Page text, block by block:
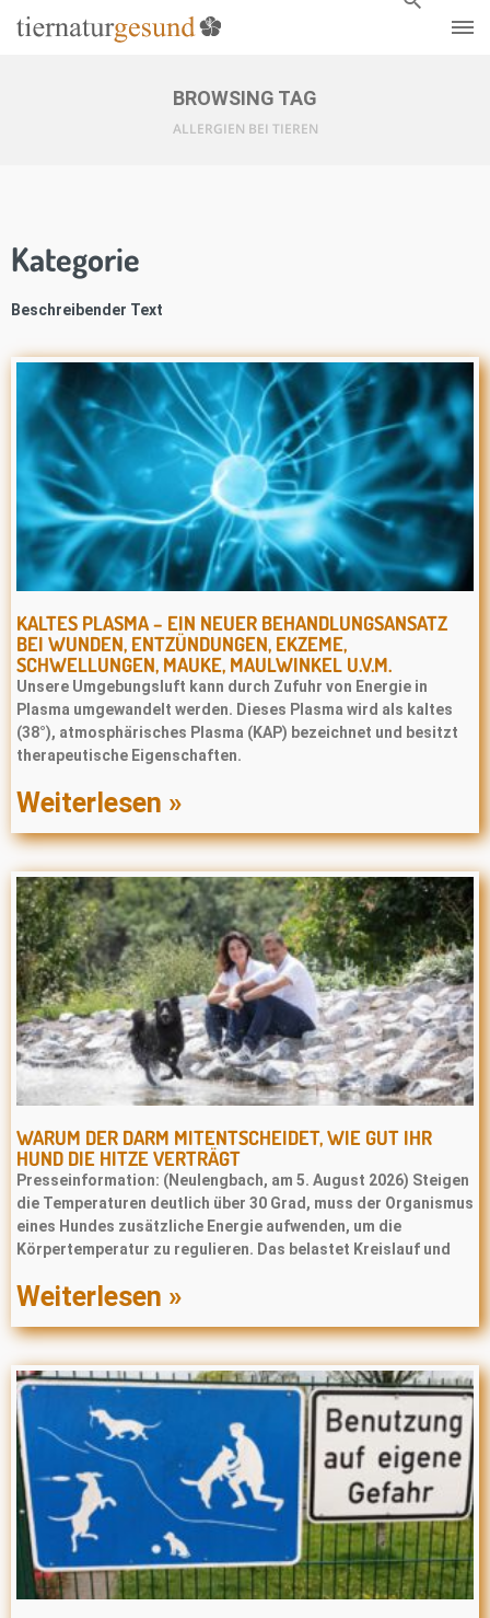
BROWSING TAG
ALLERGIEN BEI TIEREN
Kategorie
Beschreibender Text
KALTES PLASMA – EIN NEUER BEHANDLUNGSANSATZ
BEI WUNDEN, ENTZÜNDUNGEN, EKZEME,
SCHWELLUNGEN, MAUKE, MAULWINKEL U.V.M.
Unsere Umgebungsluft kann durch Zufuhr von Energie in
Plasma umgewandelt werden. Dieses Plasma wird als kaltes
(38°), atmosphärisches Plasma (KAP) bezeichnet und besitzt
therapeutische Eigenschaften.
Weiterlesen »
WARUM DER DARM MITENTSCHEIDET, WIE GUT IHR
HUND DIE HITZE VERTRÄGT
Presseinformation: (Neulengbach, am 5. August 2026) Steigen
die Temperaturen deutlich über 30 Grad, muss der Organismus
eines Hundes zusätzliche Energie aufwenden, um die
Körpertemperatur zu regulieren. Das belastet Kreislauf und
Weiterlesen »